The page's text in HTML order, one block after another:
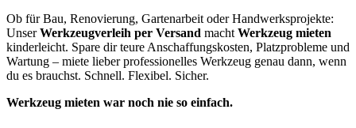
Ob für Bau, Renovierung, Gartenarbeit oder Handwerksprojekte:
UnserWerkzeugverleih per Versand macht Werkzeug mieten
kinderleicht. Spare dir teure Anschaffungskosten, Platzprobleme und
Wartung – miete lieber professionelles Werkzeug genau dann, wenn
du es brauchst. Schnell. Flexibel. Sicher.
Werkzeug mieten war noch nie so einfach.